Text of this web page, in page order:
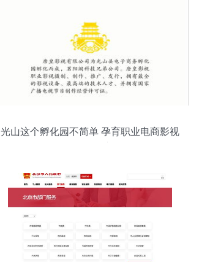
光山这个孵化园不简单 孕育职业电商影视